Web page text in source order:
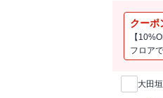
クーポ
【
フロア
新刊通
大田